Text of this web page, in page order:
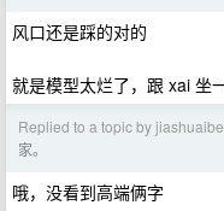
风口还是踩的对的
就是模型太烂了，跟 xai 坐
Replied to a topic by
家。
哦，没看到高端俩字